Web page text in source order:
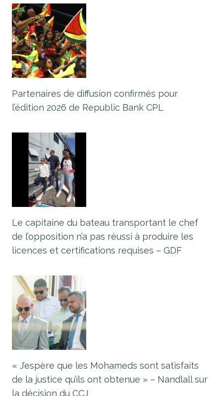
Partenaires de diffusion confirmés pour
l’édition 2026 de Republic Bank CPL
Le capitaine du bateau transportant le chef
de l’opposition n’a pas réussi à produire les
licences et certifications requises – GDF
« J’espère que les Mohameds sont satisfaits
de la justice qu’ils ont obtenue » – Nandlall sur
la décision du CCJ